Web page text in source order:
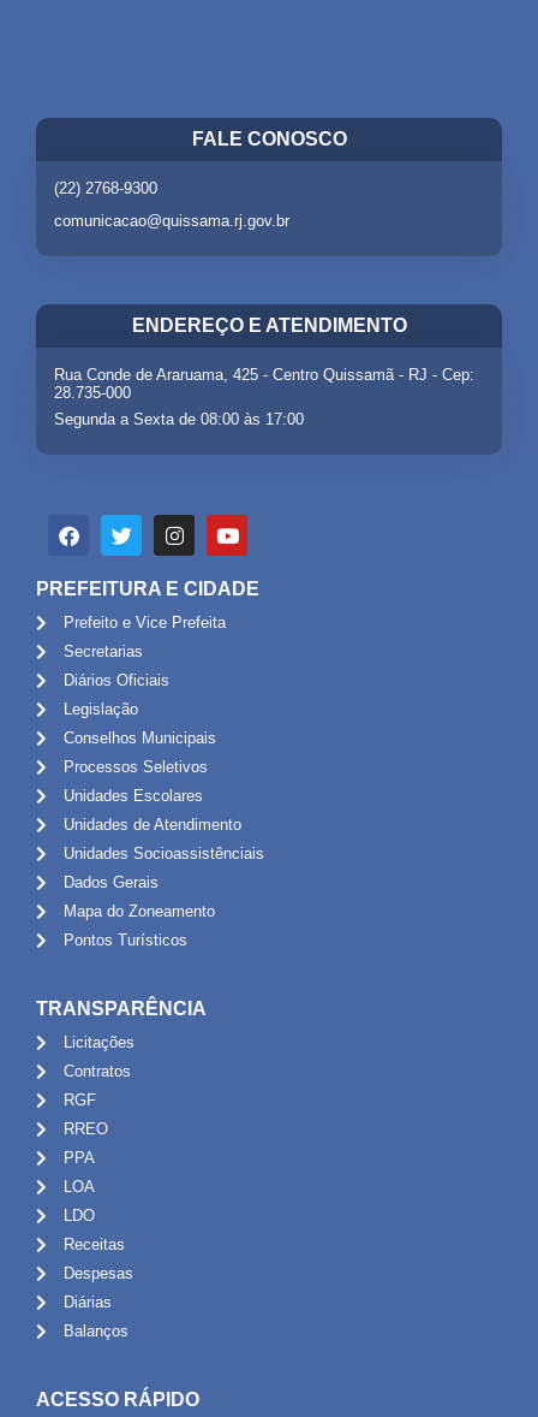
FALE CONOSCO
(22) 2768-9300
comunicacao@quissama.rj.gov.br
ENDEREÇO E ATENDIMENTO
Rua Conde de Araruama, 425 - Centro Quissamã - RJ - Cep:
28.735-000
Segunda a Sexta de 08:00 às 17:00
PREFEITURA E CIDADE
Prefeito e Vice Prefeita
Secretarias
Diários Oficiais
Legislação
Conselhos Municipais
Processos Seletivos
Unidades Escolares
Unidades de Atendimento
Unidades Socioassistênciais
Dados Gerais
Mapa do Zoneamento
Pontos Turísticos
TRANSPARÊNCIA
Licitações
Contratos
RGF
RREO
PPA
LOA
LDO
Receitas
Despesas
Diárias
Balanços
ACESSO RÁPIDO